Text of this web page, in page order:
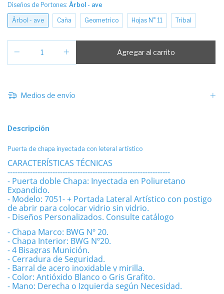
Diseños de Portones: Árbol - ave
Árbol - ave Caña Geometrico Hojas N° 11 Tribal
Medios de envío
Descripción
Puerta de chapa inyectada con leteral artístico
CARACTERÍSTICAS TÉCNICAS
-----------------------------------------------------------------
- Puerta doble Chapa: Inyectada en Poliuretano
Expandido.
- Modelo: 7051- + Portada Lateral Artístico con postigo
de abrir para colocar vidrio sin vidrio.
- Diseños Personalizados. Consulte catálogo
- Chapa Marco: BWG Nº 20.
- Chapa Interior: BWG Nº20.
- 4 Bisagras Munición.
- Cerradura de Seguridad.
- Barral de acero inoxidable y mirilla.
- Color: Antióxido Blanco o Gris Grafito.
- Mano: Derecha o Izquierda según Necesidad.